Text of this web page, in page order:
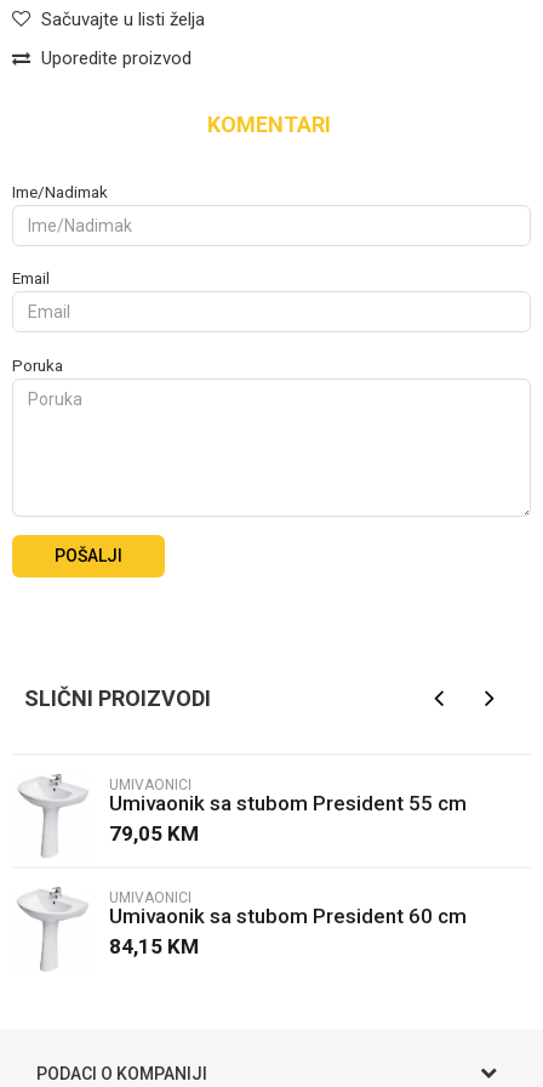
Sačuvajte u listi želja
Uporedite proizvod
KOMENTARI
Ime/Nadimak
Email
Poruka
POŠALJI
SLIČNI PROIZVODI
UMIVAONICI
Umivaonik sa stubom President 55 cm
79,05 KM
UMIVAONICI
Umivaonik sa stubom President 60 cm
84,15 KM
PODACI O KOMPANIJI